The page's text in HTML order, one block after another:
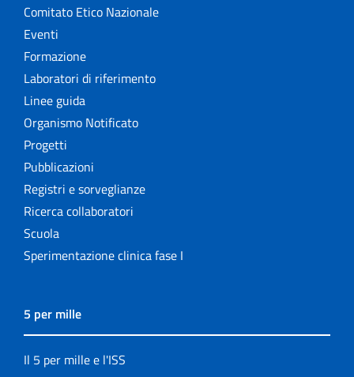
Comitato Etico Nazionale
Eventi
Formazione
Laboratori di riferimento
Linee guida
Organismo Notificato
Progetti
Pubblicazioni
Registri e sorveglianze
Ricerca collaboratori
Scuola
Sperimentazione clinica fase I
5 per mille
Il 5 per mille e l'ISS